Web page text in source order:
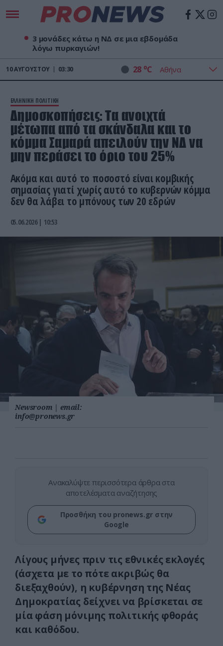
3 μονάδες κάτω η ΝΔ σε μια εβδομάδα
λόγω πυρκαγιών!
10ΑΥΓΟΎΣΤΟΥ 03:30 28 oC
ΕΛΛΗΝΙΚΗ ΠΟΛΙΤΙΚΗ
Δημοσκοπήσεις: Τα ανοιχτά
μέτωπα από τα σκάνδαλα και το
κόμμα Σαμαρά απειλούν την ΝΔ να
μην περάσει το όριο του 25%
Ακόμα και αυτό το ποσοστό είναι κομβικής
σημασίας γιατί χωρίς αυτό το κυβερνών κόμμα
δεν θα λάβει το μπόνους των 20 εδρών
05.06.2026 | 10:53
Newsroom | email:
info@pronews.gr
Ανακαλύψτε περισσότερα άρθρα στα
αποτελέσματα αναζήτησης
Προσθήκη του pronews.gr στην
Google
Λίγους μήνες πριν τις εθνικές εκλογές
(άσχετα με το πότε ακριβώς θα
διεξαχθούν), η κυβέρνηση της Νέας
Δημοκρατίας δείχνει να βρίσκεται σε
μία φάση μόνιμης πολιτικής φθοράς
και καθόδου.